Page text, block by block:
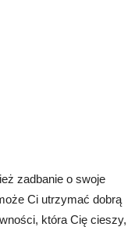
zadbanie o swoje
Ci utrzymać dobrą
która Cię cieszy,